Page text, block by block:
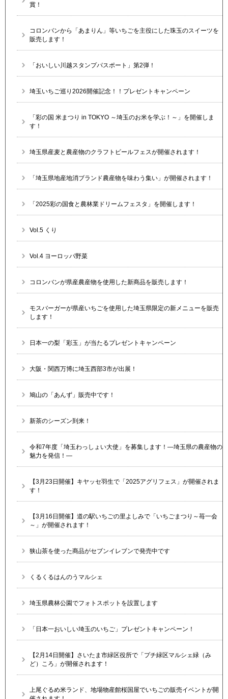
賞！
コロンバンから「あまりん」等いちごを主役にした珠玉のスイーツを
販売します！
「おいしい川越スタンプパスポート」第2弾！
埼玉いちご巡り2026開催記念！！プレゼントキャンペーン
「彩の国 米まつり in TOKYO ～埼玉のお米を学ぶ！～」を開催しま
す！
埼玉県産麦と農産物のクラフトビールフェスが開催されます！
「埼玉県地産地消ブランド農産物を味わう集い」が開催されます！
「2025彩の国食と農林業ドリームフェスタ」を開催します！
Vol.5 くり
Vol.4 ヨーロッパ野菜
コロンバンが県産農産物を使用した新商品を販売します！
モスバーガーが県産いちごを使用した埼玉県限定の新メニューを販売
します！
日本一の梨「彩玉」が当たるプレゼントキャンペーン
大阪・関西万博に埼玉西部3市が出展！
鳩山の「あんず」販売中です！
新茶のシーズン到来！
令和7年度「埼玉わっしょい大使」を募集します！―埼玉県の農産物の
魅力を発信！―
【3月23日開催】キヤッセ羽生で「2025アグリフェス」が開催されま
す！
【3月16日開催】道の駅いちごの里よしみで「いちごまつり～苺一会
～」が開催されます！
狭山茶を使った商品がセブンイレブンで発売中です
くるくるはんのうマルシェ
埼玉県農林公園でフォトスポットを設置します
「日本一おいしい埼玉のいちご」プレゼントキャンペーン！
【2月14日開催】さいたま市緑区役所で「プチ緑区マルシェ緑（み
ど）ころ」が開催されます！
上尾ぐるめ米ランド、地場物産館桜国屋でいちごの販売イベントが開